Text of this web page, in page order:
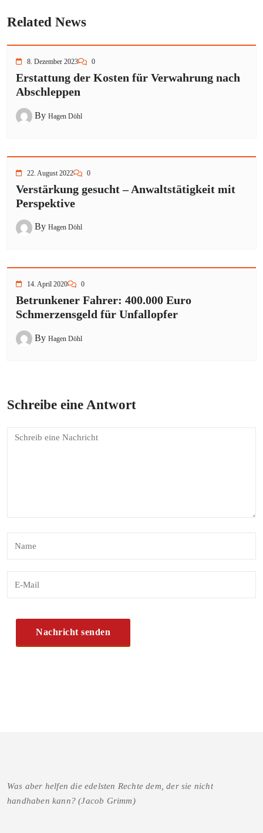
Related News
8. Dezember 2023 0
Erstattung der Kosten für Verwahrung nach
Abschleppen
By Hagen Döhl
22. August 2022 0
Verstärkung gesucht – Anwaltstätigkeit mit
Perspektive
By Hagen Döhl
14. April 2020 0
Betrunkener Fahrer: 400.000 Euro
Schmerzensgeld für Unfallopfer
By Hagen Döhl
Schreibe eine Antwort
Was aber helfen die edelsten Rechte dem, der sie nicht
handhaben kann? (Jacob Grimm)